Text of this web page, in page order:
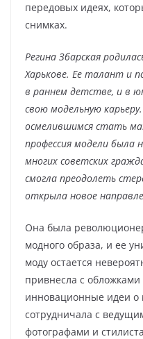
передовых идеях,
снимках.
Регина Збарская
Харькове. Ее талант и
в раннем детстве, и в
свою модельную
осмелившимся стать
профессия модели была
многих советских
смогла преодолеть
открыла новое
Она была
модного образа, и ее
моду остается
привнесла с
инновационные идеи о
сотрудничала с
фотографами и